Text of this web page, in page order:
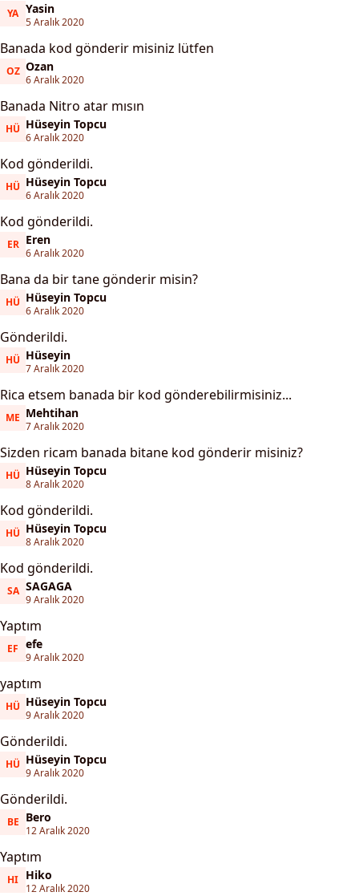
YAYasin
Yasin
5 Aralık 2020
Banada kod gönderir misiniz lütfen
OZOzan
Ozan
6 Aralık 2020
Banada Nitro atar mısın
HÜHüseyin Topcu
Hüseyin Topcu
6 Aralık 2020
Kod gönderildi.
HÜHüseyin Topcu
Hüseyin Topcu
6 Aralık 2020
Kod gönderildi.
ER
Eren
Eren
6 Aralık 2020
Bana da bir tane gönderir misin?
HÜHüseyin Topcu
Hüseyin Topcu
6 Aralık 2020
Gönderildi.
HÜHüseyin
Hüseyin
7 Aralık 2020
Rica etsem banada bir kod gönderebilirmisiniz...
MEMehtihan
Mehtihan
7 Aralık 2020
Sizden ricam banada bitane kod gönderir misiniz?
HÜHüseyin Topcu
Hüseyin Topcu
8 Aralık 2020
Kod gönderildi.
HÜHüseyin Topcu
Hüseyin Topcu
8 Aralık 2020
Kod gönderildi.
SASAGAGA
SAGAGA
9 Aralık 2020
Yaptım
EFefe
efe
9 Aralık 2020
yaptım
HÜHüseyin Topcu
Hüseyin Topcu
9 Aralık 2020
Gönderildi.
HÜHüseyin Topcu
Hüseyin Topcu
9 Aralık 2020
Gönderildi.
BEBero
Bero
12 Aralık 2020
Yaptım
HIHiko
Hiko
12 Aralık 2020